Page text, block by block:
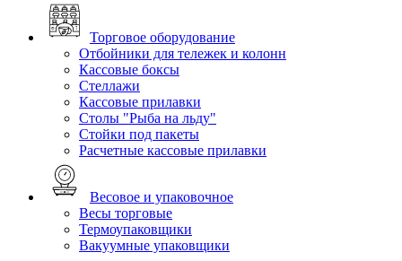
Торговое оборудование
Отбойники для тележек и колонн
Кассовые боксы
Стеллажи
Кассовые прилавки
Столы "Рыба на льду"
Стойки под пакеты
Расчетные кассовые прилавки
Весовое и упаковочное
Весы торговые
Термоупаковщики
Вакуумные упаковщики